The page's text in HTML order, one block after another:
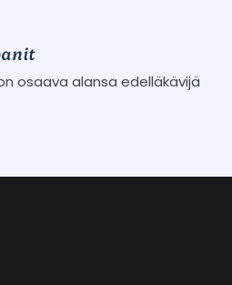
osaava alansa edelläkävijä